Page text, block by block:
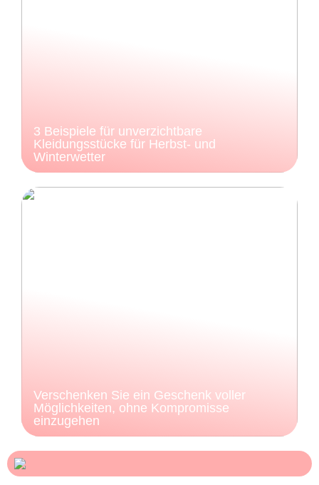
3 Beispiele für unverzichtbare
Kleidungsstücke für Herbst- und
Winterwetter
Verschenken Sie ein Geschenk voller
Möglichkeiten, ohne Kompromisse
einzugehen